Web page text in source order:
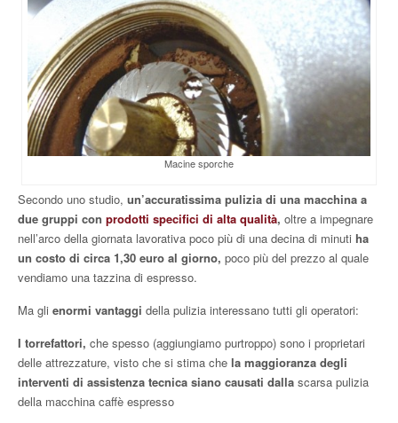
Macine sporche
Secondo uno studio, un’accuratissima pulizia di una macchina a
due gruppi con prodotti specifici di alta qualità, oltre a impegnare
nell’arco della giornata lavorativa poco più di una decina di minuti ha
un costo di circa 1,30 euro al giorno, poco più del prezzo al quale
vendiamo una tazzina di espresso.
Ma gli enormi vantaggi della pulizia interessano tutti gli operatori:
I torrefattori, che spesso (aggiungiamo purtroppo) sono i proprietari
delle attrezzature, visto che si stima che la maggioranza degli
interventi di assistenza tecnica siano causati dalla scarsa pulizia
della macchina caffè espresso